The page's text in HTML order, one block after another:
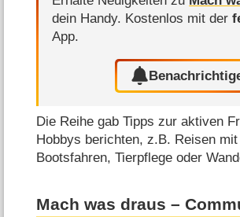
dein Handy. Kostenlos mit der
App.
Die Reihe gab Tipps zur aktiven
Hobbys berichten, z.B. Reisen
Bootsfahren, Tierpflege oder
Mach was draus –